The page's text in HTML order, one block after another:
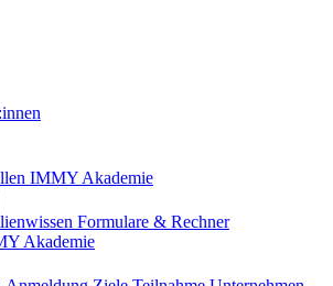
IMMY Akademie
Formulare & Rechner
Akademie